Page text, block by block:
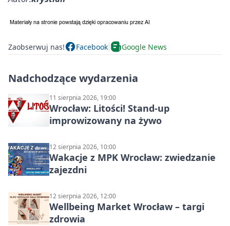
Zaobserwuj nas! Facebook Google News
Nadchodzące wydarzenia
11 sierpnia 2026, 19:00
Wrocław: Litości! Stand-up
improwizowany na żywo
12 sierpnia 2026, 10:00
Wakacje z MPK Wrocław: zwiedzanie
zajezdni
12 sierpnia 2026, 12:00
Wellbeing Market Wrocław – targi
zdrowia